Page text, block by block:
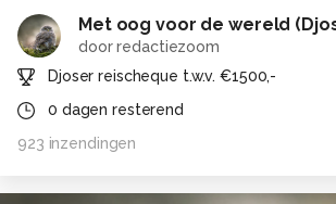
Met oog voor de wereld
doorredactiezoom
Djoser reischeque t.w.v. €1500,-
0 dagen resterend
923 inzendingen